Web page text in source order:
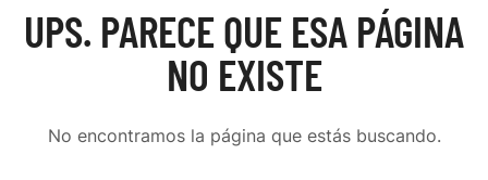
UPS. PARECE QUE ESA PÁGINA
NO EXISTE
No encontramos la página que estás buscando.